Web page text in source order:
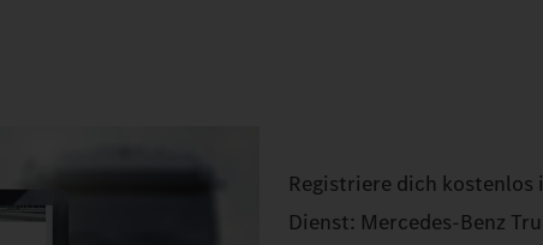
Registriere dich
Dienst: Mercedes‑Benz